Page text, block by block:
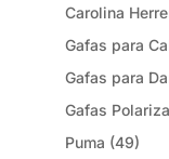
Carolina
Gafas para
Gafas para
Gafas
Puma (49)